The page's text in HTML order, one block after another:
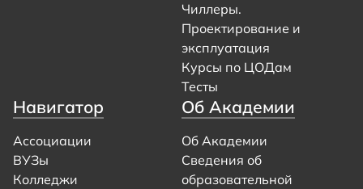
Чиллеры.
Проектирование и
эксплуатация
Курсы по ЦОДам
Тесты
Навигатор
Ассоциации
ВУЗы
Колледжи
Об Академии
Об Академии
Сведения об
образовательной